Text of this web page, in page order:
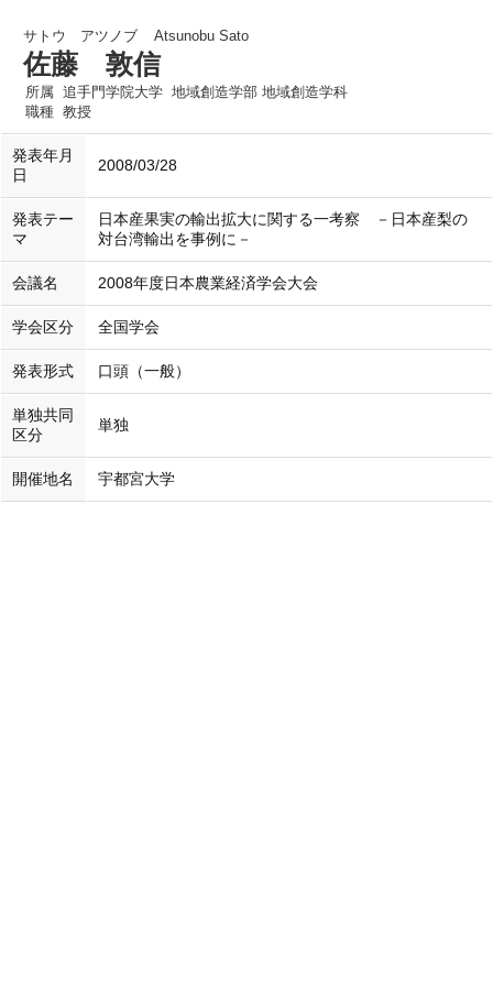
サトウ アツノブ Atsunobu Sato
佐藤 敦信
所属 追手門学院大学 地域創造学部 地域創造学科
職種 教授
発表年月
日
2008/03/28
発表テー
マ
日本産果実の輸出拡大に関する一考察 －日本産梨の
対台湾輸出を事例に－
会議名 2008年度日本農業経済学会大会
学会区分 全国学会
発表形式 口頭（一般）
単独共同
区分
単独
開催地名 宇都宮大学